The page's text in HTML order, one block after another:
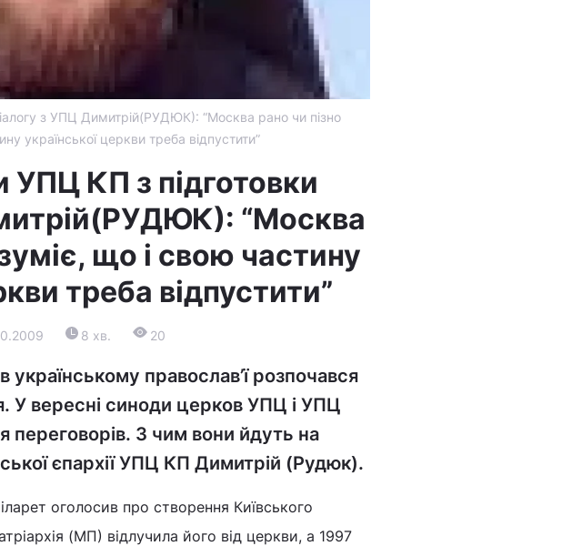
з УПЦ Димитрій(РУДЮК): “Москва рано чи пізно
української церкви треба відпустити”
УПЦ КП з підготовки
“Москва
що і свою частину
треба відпустити”
8 хв. 20
українському православ’ї розпочався
У вересні синоди церков УПЦ і УПЦ
переговорів. З чим вони йдуть на
єпархії УПЦ КП Димитрій (Рудюк).
оголосив про створення Київського
(МП) відлучила його від церкви, а 1997